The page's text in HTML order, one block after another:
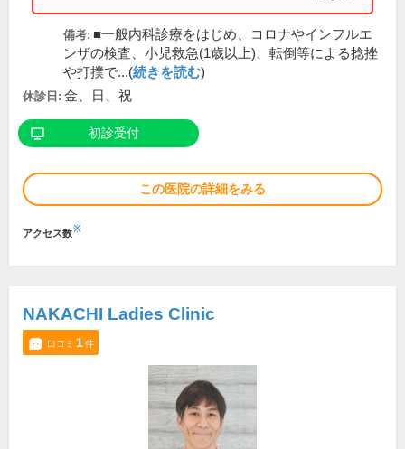
備考: ■一般内科診療をはじめ、コロナやインフルエ
ンザの検査、小児救急(1歳以上)、転倒等による捻挫
や打撲で...(続きを読む)
休診日: 金、日、祝
初診受付
この医院の詳細をみる
アクセス数※
NAKACHI Ladies Clinic
口コミ 1件